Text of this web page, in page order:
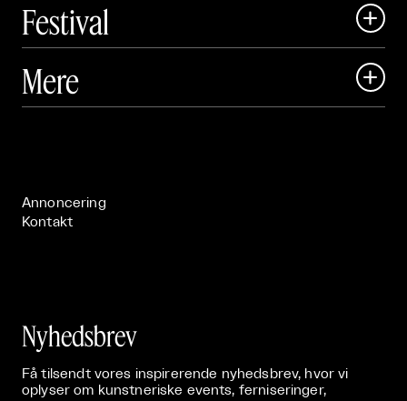
Festival

 Art Matter Festival
Mere 
Annoncering
Kontakt
Nyhedsbrev
Få tilsendt vores inspirerende nyhedsbrev, hvor vi
oplyser om kunstneriske events, ferniseringer,